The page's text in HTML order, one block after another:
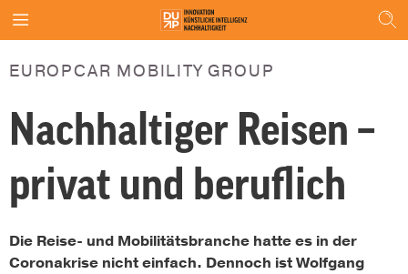
EUROPCAR MOBILITY GROUP
Nachhaltiger Reisen –
privat und beruflich
Die Reise- und Mobilitätsbranche hatte es in der
Coronakrise nicht einfach. Dennoch ist Wolfgang